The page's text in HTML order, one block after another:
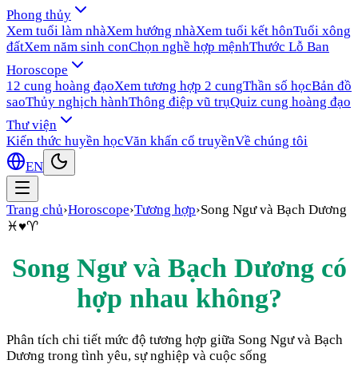
Phong thủy
Xem tuổi làm nhàXem hướng nhàXem tuổi kết hônTuổi xông
đấtXem năm sinh conChọn nghề hợp mệnhThước Lỗ Ban
Horoscope
12 cung hoàng đạoXem tương hợp 2 cungThần số họcBản đồ
saoThủy nghịch hànhThông điệp vũ trụQuiz cung hoàng đạo
Thư viện
Kiến thức huyền họcVăn khấn cổ truyềnVề chúng tôi
EN
Trang chủ›Horoscope›Tương hợp›Song Ngưvà Bạch Dương
♓♥♈
Song Ngưvà Bạch Dương có
hợp nhau không?
Phân tích chi tiết mức độ tương hợp giữa Song Ngưvà Bạch
Dương trong tình yêu, sự nghiệp và cuộc sống